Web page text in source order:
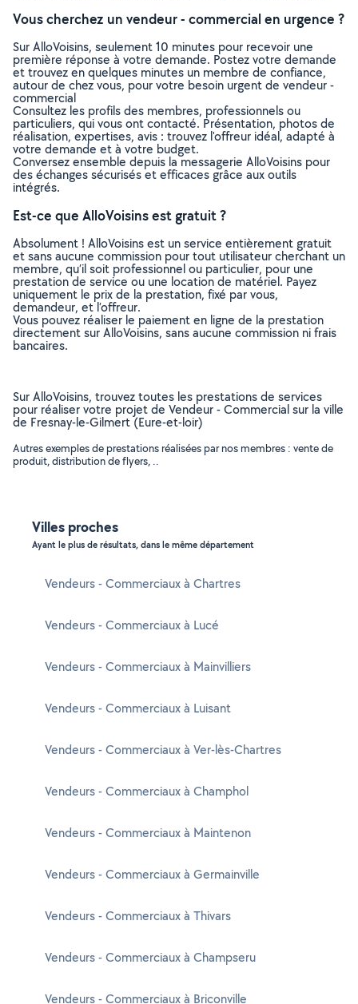
Vous cherchez un vendeur - commercial en urgence ?
Sur AlloVoisins, seulement 10 minutes pour recevoir une
première réponse à votre demande. Postez votre demande
et trouvez en quelques minutes un membre de confiance,
autour de chez vous, pour votre besoin urgent de vendeur -
commercial
Consultez les profils des membres, professionnels ou
particuliers, qui vous ont contacté. Présentation, photos de
réalisation, expertises, avis : trouvez l'offreur idéal, adapté à
votre demande et à votre budget.
Conversez ensemble depuis la messagerie AlloVoisins pour
des échanges sécurisés et efficaces grâce aux outils
intégrés.
Est-ce que AlloVoisins est gratuit ?
Absolument ! AlloVoisins est un service entièrement gratuit
et sans aucune commission pour tout utilisateur cherchant un
membre, qu’il soit professionnel ou particulier, pour une
prestation de service ou une location de matériel. Payez
uniquement le prix de la prestation, fixé par vous,
demandeur, et l’offreur.
Vous pouvez réaliser le paiement en ligne de la prestation
directement sur AlloVoisins, sans aucune commission ni frais
bancaires.
Sur AlloVoisins, trouvez toutes les prestations de services
pour réaliser votre projet de Vendeur - Commercial sur la ville
de Fresnay-le-Gilmert (Eure-et-loir)
Autres exemples de prestations réalisées par nos membres : vente de
produit, distribution de flyers, ..
Villes proches
Ayant le plus de résultats, dans le même département
Vendeurs - Commerciaux à Chartres
Vendeurs - Commerciaux à Lucé
Vendeurs - Commerciaux à Mainvilliers
Vendeurs - Commerciaux à Luisant
Vendeurs - Commerciaux à Ver-lès-Chartres
Vendeurs - Commerciaux à Champhol
Vendeurs - Commerciaux à Maintenon
Vendeurs - Commerciaux à Germainville
Vendeurs - Commerciaux à Thivars
Vendeurs - Commerciaux à Champseru
Vendeurs - Commerciaux à Briconville